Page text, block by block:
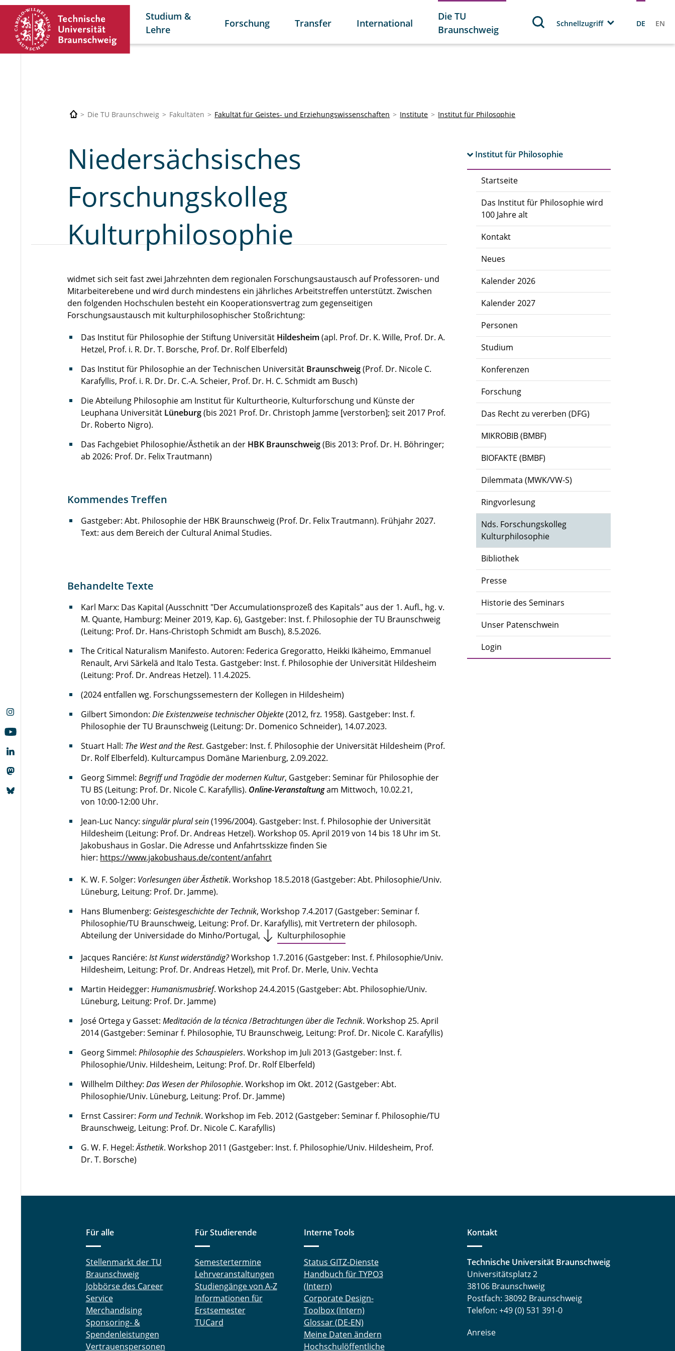
Studium &
Lehre
Forschung Transfer International
Die TU
Braunschweig
Schnellzugriff DE EN
Die TU Braunschweig Fakultäten Fakultät für Geistes- und Erziehungswissenschaften Institute Institut für Philosophie
Institut für Philosophie
Startseite
Das Institut für Philosophie wird
100 Jahre alt
Kontakt
Neues
Kalender 2026
Kalender 2027
Personen
Studium
Konferenzen
Forschung
Das Recht zu vererben (DFG)
MIKROBIB (BMBF)
BIOFAKTE (BMBF)
Dilemmata (MWK/VW-S)
Ringvorlesung
Nds. Forschungskolleg
Kulturphilosophie
Bibliothek
Presse
Historie des Seminars
Unser Patenschwein
Login
Niedersächsisches
Forschungskolleg
Kulturphilosophie
widmet sich seit fast zwei Jahrzehnten dem regionalen Forschungsaustausch auf Professoren- und
Mitarbeiterebene und wird durch mindestens ein jährliches Arbeitstreffen unterstützt. Zwischen
den folgenden Hochschulen besteht ein Kooperationsvertrag zum gegenseitigen
Forschungsaustausch mit kulturphilosophischer Stoßrichtung:
Das Institut für Philosophie der Stiftung Universität Hildesheim (apl. Prof. Dr. K. Wille, Prof. Dr. A.
Hetzel, Prof. i. R. Dr. T. Borsche, Prof. Dr. Rolf Elberfeld)
Das Institut für Philosophie an der Technischen Universität Braunschweig(Prof. Dr. Nicole C.
Karafyllis, Prof. i. R. Dr. Dr. C.-A. Scheier, Prof. Dr. H. C. Schmidt am Busch)
Die Abteilung Philosophie am Institut für Kulturtheorie, Kulturforschung und Künste der
Leuphana Universität Lüneburg(bis 2021 Prof. Dr. Christoph Jamme [verstorben]; seit 2017 Prof.
Dr. Roberto Nigro).
Das Fachgebiet Philosophie/Ästhetik an der HBK Braunschweig(Bis 2013: Prof. Dr. H. Böhringer;
ab 2026: Prof. Dr. Felix Trautmann)
Kommendes Treffen
Gastgeber: Abt. Philosophie der HBK Braunschweig (Prof. Dr. Felix Trautmann). Frühjahr 2027.
Text: aus dem Bereich der Cultural Animal Studies.
Behandelte Texte
Karl Marx: Das Kapital (Ausschnitt "Der Accumulationsprozeß des Kapitals" aus der 1. Aufl., hg. v.
M. Quante, Hamburg: Meiner 2019, Kap. 6), Gastgeber: Inst. f. Philosophie der TU Braunschweig
(Leitung: Prof. Dr. Hans-Christoph Schmidt am Busch), 8.5.2026.
The Critical Naturalism Manifesto. Autoren: Federica Gregoratto, Heikki Ikäheimo, Emmanuel
Renault, Arvi Särkelä and Italo Testa. Gastgeber: Inst. f. Philosophie der Universität Hildesheim
(Leitung: Prof. Dr. Andreas Hetzel). 11.4.2025.
(2024 entfallen wg. Forschungssemestern der Kollegen in Hildesheim)
Gilbert Simondon:Die Existenzweise technischer Objekte(2012, frz. 1958). Gastgeber: Inst. f.
Philosophie der TU Braunschweig (Leitung: Dr. Domenico Schneider), 14.07.2023.
Stuart Hall: The West and the Rest. Gastgeber: Inst. f. Philosophie der Universität Hildesheim (Prof.
Dr. Rolf Elberfeld). Kulturcampus Domäne Marienburg, 2.09.2022.
Georg Simmel:Begriff und Tragödie der modernen Kultur, Gastgeber: Seminar für Philosophie der
TU BS (Leitung: Prof. Dr. Nicole C. Karafyllis). Online-Veranstaltungam Mittwoch, 10.02.21,
von 10:00-12:00 Uhr.
Jean-Luc Nancy:singulär plural sein(1996/2004). Gastgeber: Inst. f. Philosophie der Universität
Hildesheim (Leitung: Prof. Dr. Andreas Hetzel). Workshop 05. April 2019 von 14 bis 18 Uhr im St.
Jakobushaus in Goslar. Die Adresse und Anfahrtsskizze finden Sie
hier: https://www.jakobushaus.de/content/anfahrt
K. W. F. Solger: Vorlesungen über Ästhetik. Workshop 18.5.2018 (Gastgeber: Abt. Philosophie/Univ.
Lüneburg, Leitung: Prof. Dr. Jamme).
Hans Blumenberg: Geistesgeschichte der Technik, Workshop 7.4.2017 (Gastgeber: Seminar f.
Philosophie/TU Braunschweig, Leitung: Prof. Dr. Karafyllis), mit Vertretern der philosoph.
Abteilung der Universidade do Minho/Portugal,
Kulturphilosophie
Jacques Ranciére: Ist Kunst widerständig?Workshop 1.7.2016 (Gastgeber: Inst. f. Philosophie/Univ.
Hildesheim, Leitung: Prof. Dr. Andreas Hetzel), mit Prof. Dr. Merle, Univ. Vechta
Martin Heidegger:Humanismusbrief. Workshop 24.4.2015 (Gastgeber: Abt. Philosophie/Univ.
Lüneburg, Leitung: Prof. Dr. Jamme)
José Ortega y Gasset:Meditación de la técnica/Betrachtungen über die Technik. Workshop 25. April
2014 (Gastgeber: Seminar f. Philosophie, TU Braunschweig, Leitung: Prof. Dr. Nicole C. Karafyllis)
Georg Simmel:Philosophie des Schauspielers. Workshop im Juli 2013 (Gastgeber: Inst. f.
Philosophie/Univ. Hildesheim, Leitung: Prof. Dr. Rolf Elberfeld)
Willhelm Dilthey:Das Wesen der Philosophie. Workshop im Okt. 2012 (Gastgeber: Abt.
Philosophie/Univ. Lüneburg, Leitung: Prof. Dr. Jamme)
Ernst Cassirer:Form und Technik. Workshop im Feb. 2012 (Gastgeber: Seminar f. Philosophie/TU
Braunschweig, Leitung: Prof. Dr. Nicole C. Karafyllis)
G. W. F. Hegel:Ästhetik. Workshop 2011 (Gastgeber: Inst. f. Philosophie/Univ. Hildesheim, Prof.
Dr. T. Borsche)
Für alle
Stellenmarkt der TU
Braunschweig
Jobbörse des Career
Service
Merchandising
Sponsoring- &
Spendenleistungen
Vertrauenspersonen
Für Studierende
Semestertermine
Lehrveranstaltungen
Studiengänge von A-Z
Informationen für
Erstsemester
TUCard
Interne Tools
Status GITZ-Dienste
Handbuch für TYPO3
(Intern)
Corporate Design-
Toolbox (Intern)
Glossar (DE-EN)
Meine Daten ändern
Hochschulöffentliche
Kontakt
Technische Universität Braunschweig
Universitätsplatz 2
38106 Braunschweig
Postfach: 38092 Braunschweig
Telefon: +49 (0) 531 391-0
Anreise